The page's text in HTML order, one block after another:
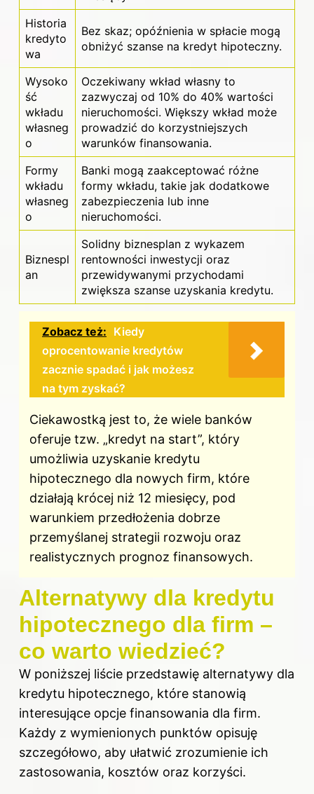
Historia
kredyto
wa
Bez skaz; opóźnienia w spłacie mogą
obniżyć szanse na kredyt hipoteczny.
Wysoko
ść
wkładu
własneg
o
Oczekiwany wkład własny to
zazwyczaj od 10% do 40% wartości
nieruchomości. Większy wkład może
prowadzić do korzystniejszych
warunków finansowania.
Formy
wkładu
własneg
o
Banki mogą zaakceptować różne
formy wkładu, takie jak dodatkowe
zabezpieczenia lub inne
nieruchomości.
Biznespl
an
Solidny biznesplan z wykazem
rentowności inwestycji oraz
przewidywanymi przychodami
zwiększa szanse uzyskania kredytu.
Zobacz też: Kiedy
oprocentowanie kredytów
zacznie spadać i jak możesz
na tym zyskać?
Ciekawostką jest to, że wiele banków
oferuje tzw. „kredyt na start”, który
umożliwia uzyskanie kredytu
hipotecznego dla nowych firm, które
działają krócej niż 12 miesięcy, pod
warunkiem przedłożenia dobrze
przemyślanej strategii rozwoju oraz
realistycznych prognoz finansowych.
Alternatywy dla kredytu
hipotecznego dla firm –
co warto wiedzieć?
W poniższej liście przedstawię alternatywy dla
kredytu hipotecznego, które stanowią
interesujące opcje finansowania dla firm.
Każdy z wymienionych punktów opisuję
szczegółowo, aby ułatwić zrozumienie ich
zastosowania, kosztów oraz korzyści.